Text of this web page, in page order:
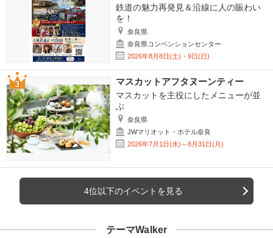
鉄道の魅力再発見＆沿線に人の賑わい
を！
奈良県
奈良県コンベンションセンター
2026年8月8日(土)・9日(日)
マスカットアフタヌーンティー
マスカットを主役にしたメニューが並
ぶ
奈良県
JWマリオット・ホテル奈良
2026年7月1日(水)～8月31日(月)
4位以下のイベントを見る
テーマWalker